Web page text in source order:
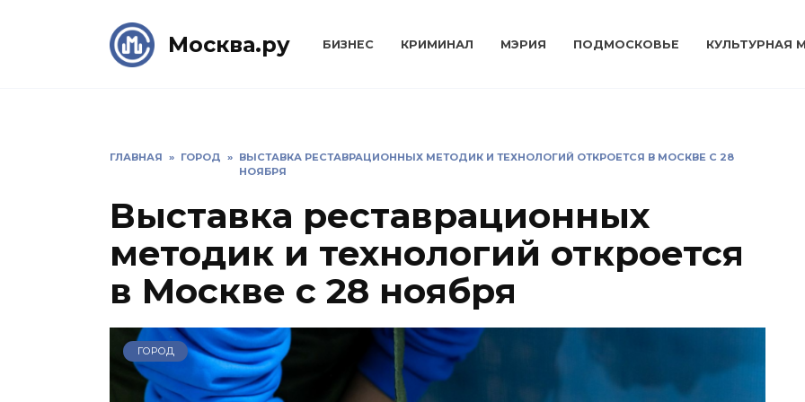
Москва.ру БИЗНЕС КРИМИНАЛ МЭРИЯ ПОДМОСКОВЬЕ КУЛЬТУРНАЯ
ГЛАВНАЯ » ГОРОД » ВЫСТАВКА РЕСТАВРАЦИОННЫХ МЕТОДИК И ТЕХНОЛОГИЙ ОТКРОЕТСЯ В МОСКВЕ С 28
НОЯБРЯ
Выставка реставрационных
методик и технологий откроется
в Москве с 28 ноября
ГОРОД